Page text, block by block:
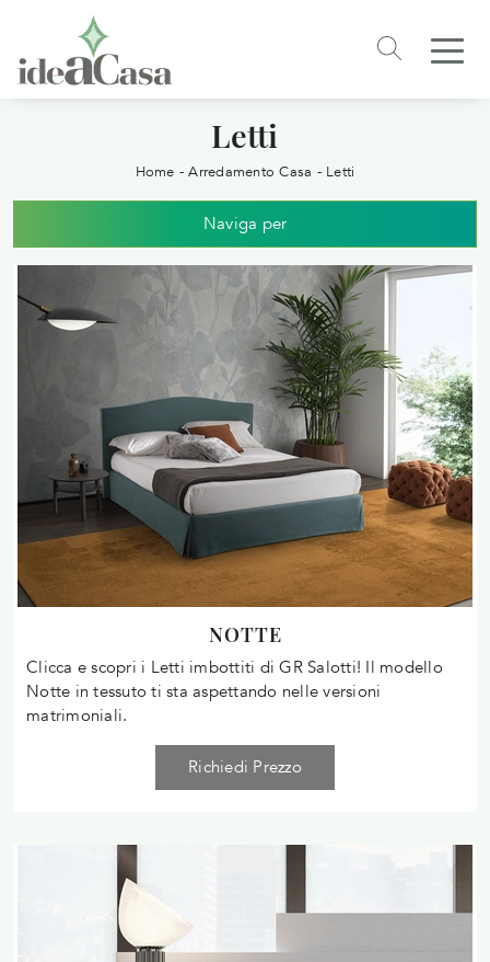
Letti
Home -Arredamento Casa - Letti
Naviga per
NOTTE
Clicca e scopri i Letti imbottiti di GR Salotti! Il modello
Notte in tessuto ti sta aspettando nelle versioni
matrimoniali.
Richiedi Prezzo